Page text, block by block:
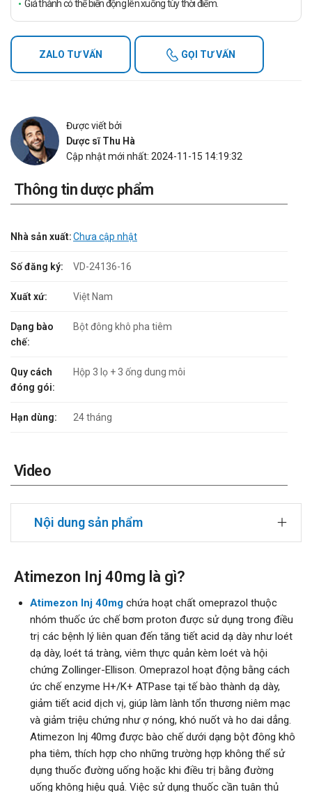
Giá thành có thể biến động lên xuống tùy thời điểm.
ZALO TƯ VẤN GỌI TƯ VẤN
Được viết bởi
Dược sĩ Thu Hà
Cập nhật mới nhất: 2024-11-15 14:19:32
Thông tin dược phẩm
Nhà sản xuất:Chưa cập nhật
Số đăng ký: VD-24136-16
Xuất xứ: Việt Nam
Dạng bào
chế:
Bột đông khô pha tiêm
Quy cách
đóng gói:
Hộp 3 lọ + 3 ống dung môi
Hạn dùng: 24 tháng
Video
Nội dung sản phẩm
Atimezon Inj 40mg là gì?
Atimezon Inj 40mgchứa hoạt chất omeprazol thuộc
nhóm thuốc ức chế bơm proton được sử dụng trong điều
trị các bệnh lý liên quan đến tăng tiết acid dạ dày như loét
dạ dày, loét tá tràng, viêm thực quản kèm loét và hội
chứng Zollinger-Ellison. Omeprazol hoạt động bằng cách
ức chế enzyme H+/K+ ATPase tại tế bào thành dạ dày,
giảm tiết acid dịch vị, giúp làm lành tổn thương niêm mạc
và giảm triệu chứng như ợ nóng, khó nuốt và ho dai dẳng.
Atimezon Inj 40mg được bào chế dưới dạng bột đông khô
pha tiêm, thích hợp cho những trường hợp không thể sử
dụng thuốc đường uống hoặc khi điều trị bằng đường
uống không hiệu quả. Việc sử dụng thuốc cần tuân thủ